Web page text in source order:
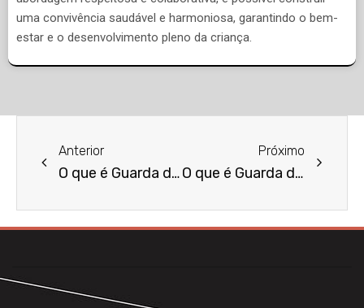
uma convivência saudável e harmoniosa, garantindo o bem-
estar e o desenvolvimento pleno da criança.
Anterior
O que é Guarda de Menor por Pais Solteiros?
Próximo
O que é Guarda de Menor por Alienação Parental?